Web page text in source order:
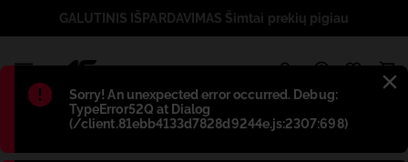
Błąd:
Sorry! An unexpected error occurred. Debug:
TypeError52Q at Dialog
(/client.81ebb4133d7828d9244e.js:2307:698)
GALUTINIS IŠPARDAVIMAS Šimtai prekių pigiau